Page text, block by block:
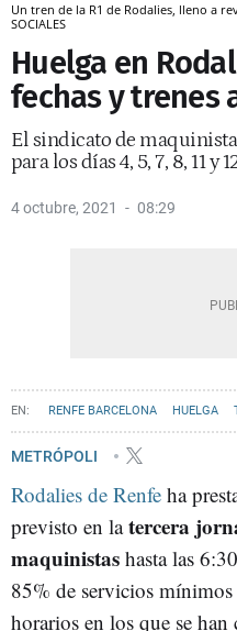
Un tren de la R1 de Rodalies, lleno a
SOCIALES
Huelga en
fechas y trenes
El sindicato de
para los días 4, 5, 7, 8, 11 y
4 octubre, 2021 08:29
RENFE BARCELONA HUELGA
METRÓPOLI
Rodalies de Renfe ha
previsto en latercera
maquinistas hasta las
85% de servicios
horarios en los que se han